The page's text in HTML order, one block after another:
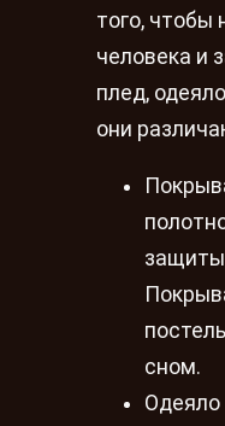
того, чтобы
человека и
плед,
они
защиты
сном.
Одеяло